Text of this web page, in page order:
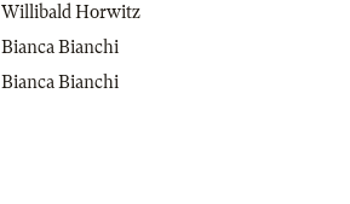
Willibald Horwitz
Bianca Bianchi
Bianca Bianchi